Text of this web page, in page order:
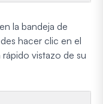
la bandeja de
hacer clic en el
vistazo de su